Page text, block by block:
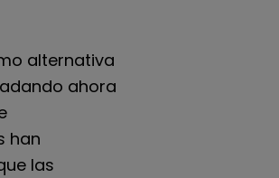
alternativa
ahora
han
las